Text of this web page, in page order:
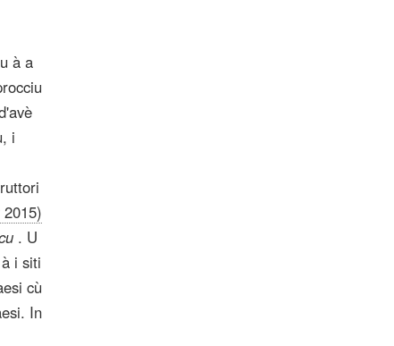
à a
i
. U
i siti
cù
In